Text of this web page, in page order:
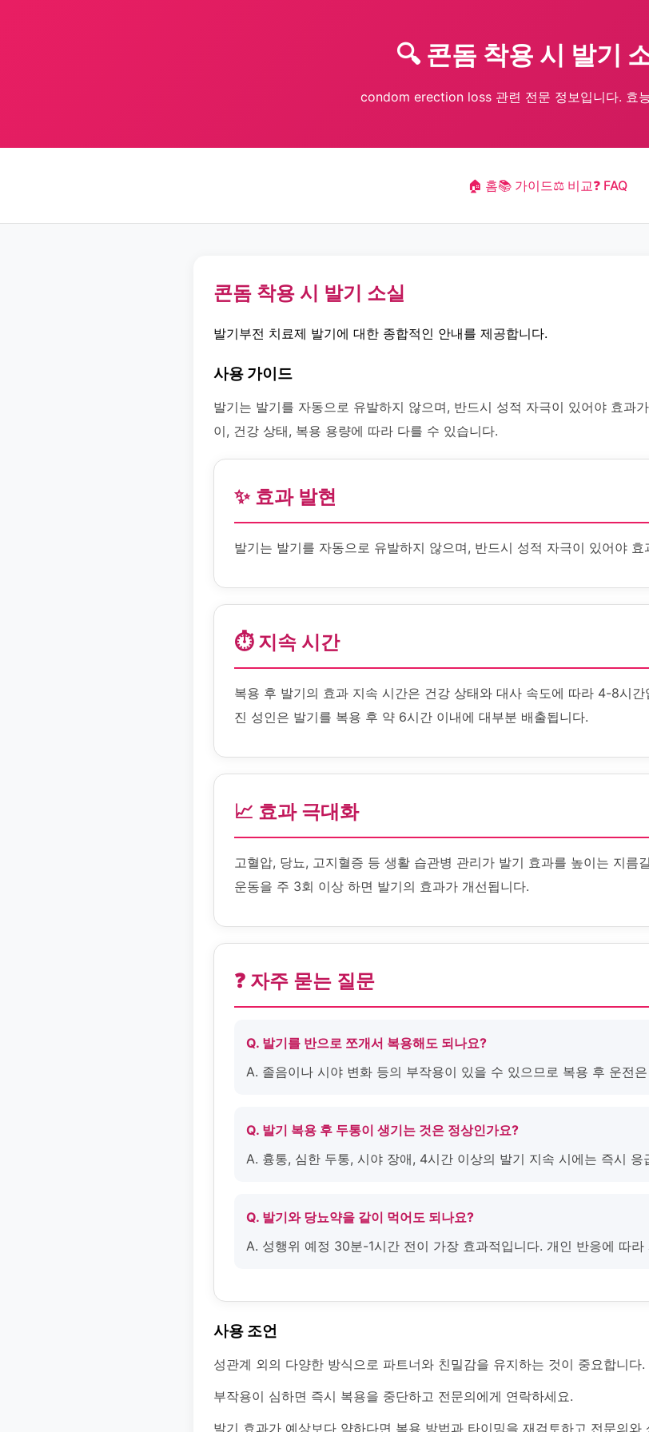
🔍 콘돔 착용 시 발기
condom erection loss 관련 전문 정보입니다. 효
🏠 홈📚 가이드⚖️ 비교❓ FAQ
콘돔 착용 시 발기 소실
발기부전 치료제 발기에 대한 종합적인 안내를 제공합니다.
사용 가이드
발기는 발기를 자동으로 유발하지 않으며, 반드시 성적 자극이 있어야 효과
이, 건강 상태, 복용 용량에 따라 다를 수 있습니다.
✨ 효과 발현
발기는 발기를 자동으로 유발하지 않으며, 반드시 성적 자극이 있어야 효
⏱️ 지속 시간
복용 후 발기의 효과 지속 시간은 건강 상태와 대사 속도에 따라 4-8시
진 성인은 발기를 복용 후 약 6시간 이내에 대부분 배출됩니다.
📈 효과 극대화
고혈압, 당뇨, 고지혈증 등 생활 습관병 관리가 발기 효과를 높이는 지름
운동을 주 3회 이상 하면 발기의 효과가 개선됩니다.
❓ 자주 묻는 질문
Q. 발기를 반으로 쪼개서 복용해도 되나요?
A. 졸음이나 시야 변화 등의 부작용이 있을 수 있으므로 복용 후 운전
Q. 발기 복용 후 두통이 생기는 것은 정상인가요?
A. 흉통, 심한 두통, 시야 장애, 4시간 이상의 발기 지속 시에는 즉시 응
Q. 발기와 당뇨약을 같이 먹어도 되나요?
A. 성행위 예정 30분-1시간 전이 가장 효과적입니다. 개인 반응에 따라
사용 조언
성관계 외의 다양한 방식으로 파트너와 친밀감을 유지하는 것이 중요합니다.
부작용이 심하면 즉시 복용을 중단하고 전문의에게 연락하세요.
발기 효과가 예상보다 약하다면 복용 방법과 타이밍을 재검토하고 전문의와